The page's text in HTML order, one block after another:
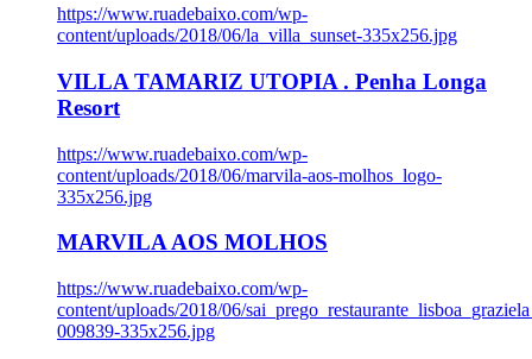
https://www.ruadebaixo.com/wp-
content/uploads/2018/06/la_villa_sunset-335x256.jpg
VILLA TAMARIZ UTOPIA . Penha Longa
Resort
https://www.ruadebaixo.com/wp-
content/uploads/2018/06/marvila-aos-molhos_logo-
335x256.jpg
MARVILA AOS MOLHOS
https://www.ruadebaixo.com/wp-
content/uploads/2018/06/
009839-335x256.jpg